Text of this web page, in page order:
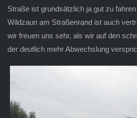
Straße ist grundsätzlich ja gut zu
Wildzaun am Straßenrand ist auch
wir freuen uns sehr, als wir auf den
der deutlich mehr Abwechslung